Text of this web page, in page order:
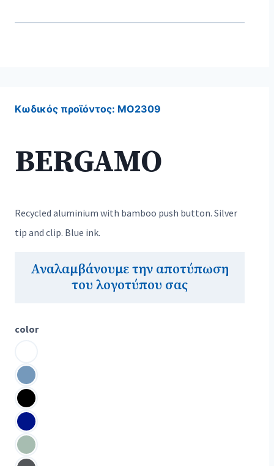
Κωδικός προϊόντος: MO2309
BERGAMO
Recycled aluminium with bamboo push button. Silver
tip and clip. Blue ink.
Αναλαμβάνουμε την αποτύπωση
του λογοτύπου σας
color